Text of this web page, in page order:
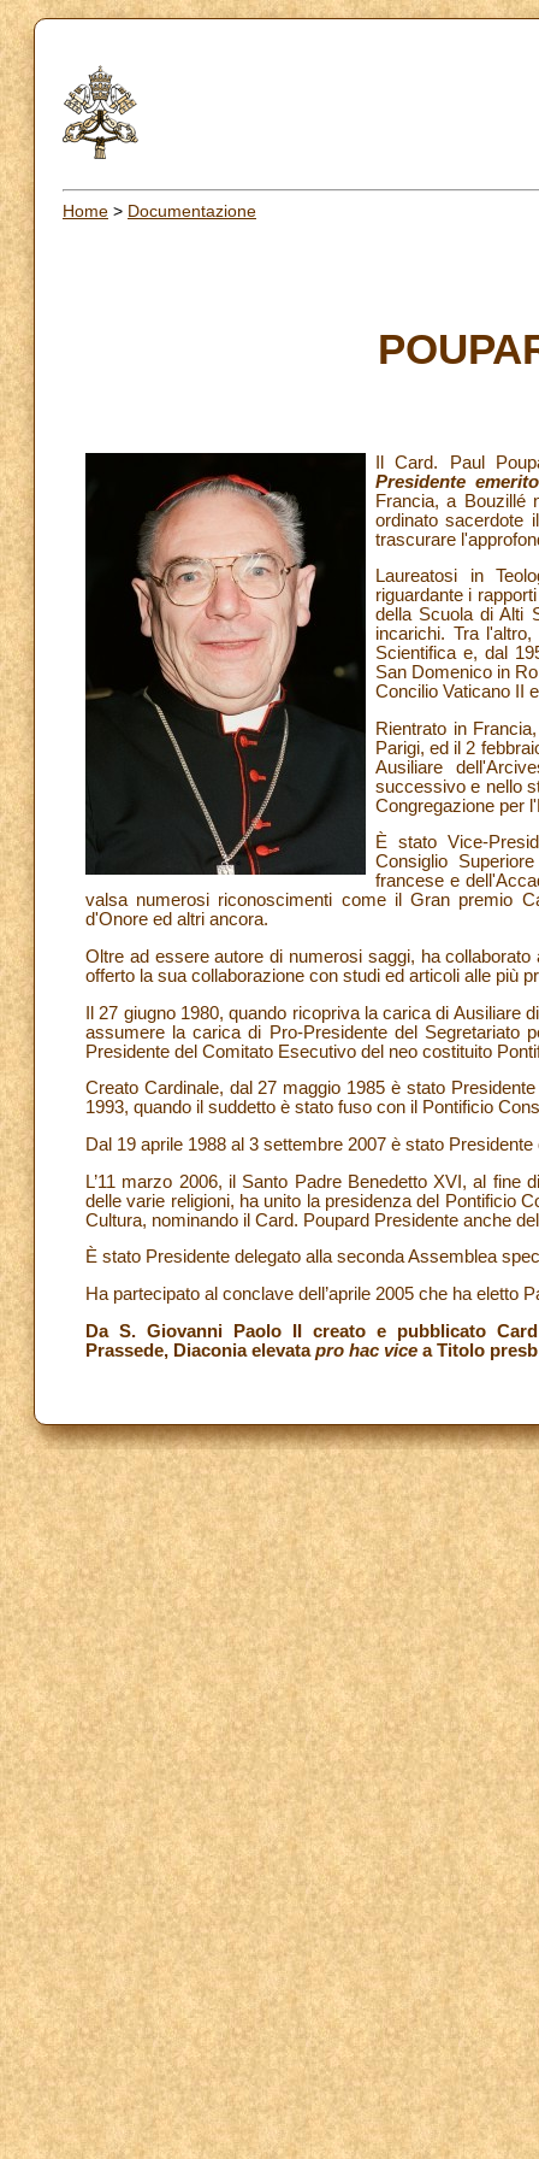
Home > Documentazione
Il Card. Paul
Presidente
Francia, a Bouzillé
ordinato sacerdote
trascurare
Laureatosi in
riguardante i
della Scuola di Alti
incarichi. Tra
Scientifica e, dal
San Domenico in
Concilio Vaticano II
Rientrato in
Parigi, ed il 2
Ausiliare
successivo e nello
Congregazione per
È stato Vice-
Consiglio
francese e
valsa numerosi riconoscimenti come il Gran premio
d'Onore ed altri ancora.
Oltre ad essere autore di numerosi saggi, ha
offerto la sua collaborazione con studi ed articoli alle più
Il 27 giugno 1980, quando ricopriva la carica di
assumere la carica di Pro-Presidente del Segretariato
Presidente del Comitato Esecutivo del neo costituito
Creato Cardinale, dal 27 maggio 1985 è stato
1993, quando il suddetto è stato fuso con il Pontificio
Dal 19 aprile 1988 al 3 settembre 2007 è stato
L’11 marzo 2006, il Santo Padre Benedetto XVI, al
delle varie religioni, ha unito la presidenza del Pontificio
Cultura, nominando il Card. Poupard Presidente anche
È stato Presidente delegato alla seconda Assemblea
Ha partecipato al conclave dell’aprile 2005 che ha eletto
Da S. Giovanni Paolo II creato e pubblicato
Prassede, Diaconia elevatapro hac vice a Titolo